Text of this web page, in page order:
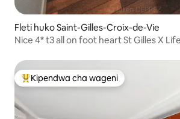
Fleti huko Saint-Gilles-Croix-de-Vie
Nice 4* t3 all on foot heart St Gilles X
Kipendwa maarufu cha wageni
Kipendwa cha wageni